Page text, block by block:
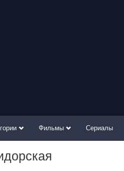
Фильмы Сериалы